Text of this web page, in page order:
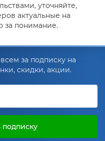
используются
Применение
к
Пищевая
промышленность,
строительство,
уточняйте,
актуальные на
за понимание.
за подписку на
скидки, акции.